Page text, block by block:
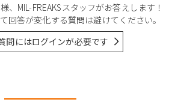
、MIL-FREAKSスタッフがお答えします！
回答が変化する質問は避けてください。
問にはログインが必要です